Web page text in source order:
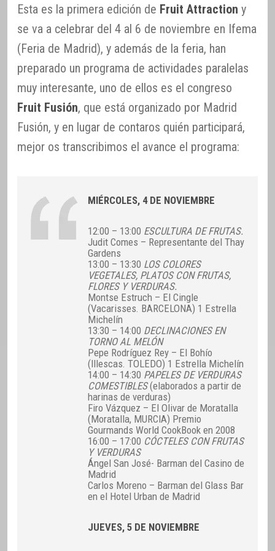
Esta es la primera edición de Fruit Attraction y
se va a celebrar del 4 al 6 de noviembre en Ifema
(Feria de Madrid), y además de la feria, han
preparado un programa de actividades paralelas
muy interesante, uno de ellos es el congreso
Fruit Fusión, que está organizado por Madrid
Fusión, y en lugar de contaros quién participará,
mejor os transcribimos el avance el programa:
MIÉRCOLES, 4 DE NOVIEMBRE
12:00 – 13:00 ESCULTURA DE FRUTAS.
Judit Comes – Representante del Thay
Gardens
13:00 – 13:30 LOS COLORES
VEGETALES, PLATOS CON FRUTAS,
FLORES Y VERDURAS.
Montse Estruch – El Cingle
(Vacarisses. BARCELONA) 1 Estrella
Michelín
13:30 – 14:00 DECLINACIONES EN
TORNO AL MELÓN
Pepe Rodríguez Rey – El Bohío
(Illescas. TOLEDO) 1 Estrella Michelín
14:00 – 14:30 PAPELES DE VERDURAS
COMESTIBLES(elaborados a partir de
harinas de verduras)
Firo Vázquez – El Olivar de Moratalla
(Moratalla, MURCIA) Premio
Gourmands World CookBook en 2008
16:00 – 17:00 CÓCTELES CON FRUTAS
Y VERDURAS
Ángel San José- Barman del Casino de
Madrid
Carlos Moreno – Barman del Glass Bar
en el Hotel Urban de Madrid
JUEVES, 5 DE NOVIEMBRE